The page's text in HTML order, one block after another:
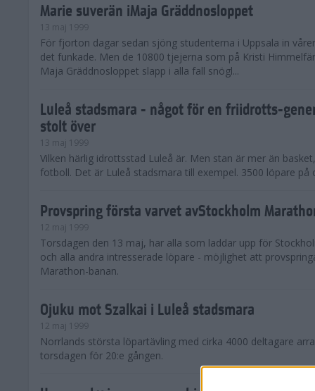
Marie suverän iMaja Gräddnosloppet
13 maj 1999
För fjorton dagar sedan sjöng studenterna i Uppsala in
det funkade. Men de 10800 tjejerna som på Kristi
Maja Gräddnosloppet slapp i alla fall snögl...
Luleå stadsmara - något för en friidrotts-
stolt över
13 maj 1999
Vilken härlig idrottsstad Luleå är. Men stan är mer än
fotboll. Det är Luleå stadsmara till exempel. 3500 löpare på
Provspring första varvet avStockholm
12 maj 1999
Torsdagen den 13 maj, har alla som laddar upp för
och alla andra intresserade löpare - möjlighet att
Marathon-banan.
Ojuku mot Szalkai i Luleå stadsmara
12 maj 1999
Norrlands största löpartävling med cirka 4000 deltagare
torsdagen för 20:e gången.